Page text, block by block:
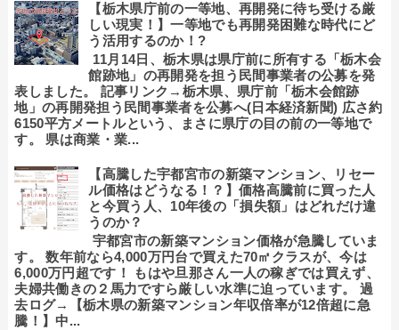
【栃木県庁前の一等地、再開発に待ち受ける厳
しい現実！】一等地でも再開発困難な時代にど
う活用するのか！?
11月14日、栃木県は県庁前に所有する「栃木会
館跡地」の再開発を担う民間事業者の公募を発
表しました。 記事リンク→栃木県、県庁前「栃木会館跡
地」の再開発担う民間事業者を公募へ(日本経済新聞) 広さ約
6150平方メートルという、まさに県庁の目の前の一等地で
す。 県は商業・業...
【高騰した宇都宮市の新築マンション、リセー
ル価格はどうなる！？】価格高騰前に買った人
と今買う人、10年後の「損失額」はどれだけ違
うのか？
宇都宮市の新築マンション価格が急騰していま
す。 数年前なら4,000万円台で買えた70㎡クラスが、今は
6,000万円超です！ もはや旦那さん一人の稼ぎでは買えず、
夫婦共働きの２馬力ですら厳しい水準に迫っています。 過
去ログ→【栃木県の新築マンション年収倍率が12倍超に急
騰！】中...